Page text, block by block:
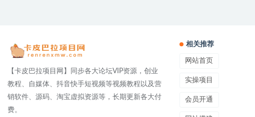
【卡皮巴拉项目网】同步各大论坛VIP资源，创业
教程、自媒体、抖音快手短视频等视频教程以及营
销软件、源码、淘宝虚拟资源等，长期更新各大付
费。
相关推荐
网站首页
实操项目
会员开通